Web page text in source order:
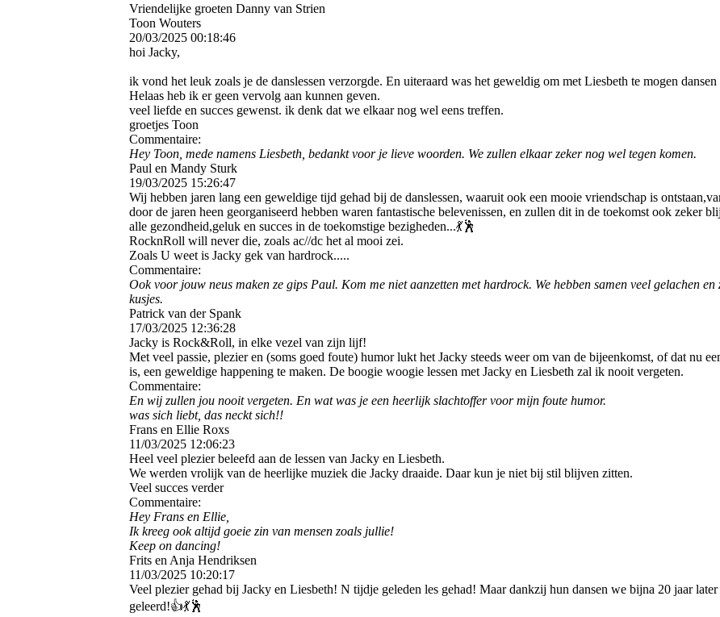
Vriendelijke groeten Danny van Strien
Toon Wouters
20/03/2025 00:18:46
hoi Jacky,
ik vond het leuk zoals je de danslessen verzorgde. En uiteraard was het geweldig om met Liesbeth te mogen
Helaas heb ik er geen vervolg aan kunnen geven.
veel liefde en succes gewenst. ik denk dat we elkaar nog wel eens treffen.
groetjes Toon
Commentaire:
Hey Toon, mede namens Liesbeth, bedankt voor je lieve woorden. We zullen elkaar zeker nog wel tegen komen.
Paul en Mandy Sturk
19/03/2025 15:26:47
Wij hebben jaren lang een geweldige tijd gehad bij de danslessen, waaruit ook een mooie vriendschap is
door de jaren heen georganiseerd hebben waren fantastische belevenissen, en zullen dit in de toekomst ook zeker
alle gezondheid,geluk en succes in de toekomstige bezigheden...💃🕺
RocknRoll will never die, zoals ac//dc het al mooi zei.
Zoals U weet is Jacky gek van hardrock.....
Commentaire:
Ook voor jouw neus maken ze gips Paul. Kom me niet aanzetten met hardrock. We hebben samen veel gelachen
kusjes.
Patrick van der Spank
17/03/2025 12:36:28
Jacky is Rock&Roll, in elke vezel van zijn lijf!
Met veel passie, plezier en (soms goed foute) humor lukt het Jacky steeds weer om van de bijeenkomst, of dat nu
is, een geweldige happening te maken. De boogie woogie lessen met Jacky en Liesbeth zal ik nooit vergeten.
Commentaire:
En wij zullen jou nooit vergeten. En wat was je een heerlijk slachtoffer voor mijn foute humor.
was sich liebt, das neckt sich!!
Frans en Ellie Roxs
11/03/2025 12:06:23
Heel veel plezier beleefd aan de lessen van Jacky en Liesbeth.
We werden vrolijk van de heerlijke muziek die Jacky draaide. Daar kun je niet bij stil blijven zitten.
Veel succes verder
Commentaire:
Hey Frans en Ellie,
Ik kreeg ook altijd goeie zin van mensen zoals jullie!
Keep on dancing!
Frits en Anja Hendriksen
11/03/2025 10:20:17
Veel plezier gehad bij Jacky en Liesbeth! N tijdje geleden les gehad! Maar dankzij hun dansen we bijna 20 jaar
geleerd!👍💃🕺